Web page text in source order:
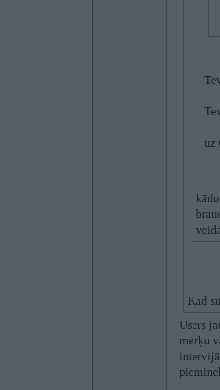
uz
Kad
Users
mērķu